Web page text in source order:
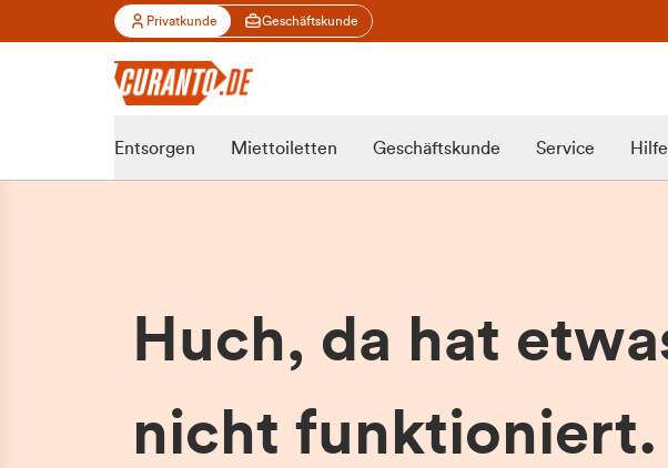
Privatkunde Geschäftskunde
Entsorgen Miettoiletten Geschäftskunde Service
Huch, da hat
nicht funktioniert.